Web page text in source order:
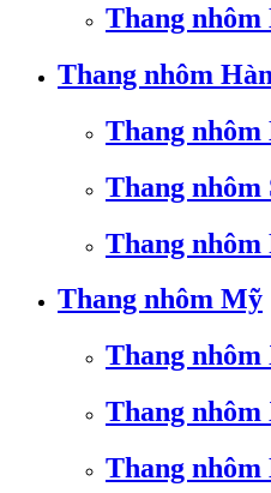
Thang nhôm
Thang nhôm
Thang
Thang
Thang
Thang nhôm Mỹ
Thang nhôm
Thang
Thang